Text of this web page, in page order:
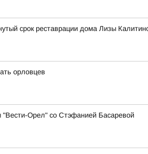
срок реставрации дома Лизы
орловцев
"Вести-Орел" со Стэфанией Басаревой